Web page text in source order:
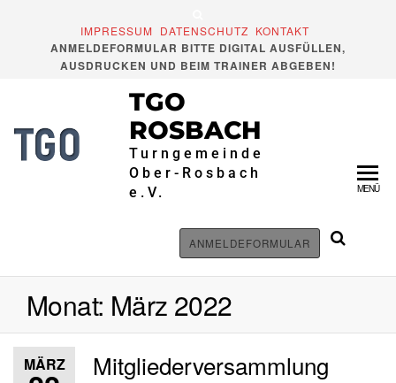
IMPRESSUM DATENSCHUTZ KONTAKT
ANMELDEFORMULAR BITTE DIGITAL AUSFÜLLEN,
AUSDRUCKEN UND BEIM TRAINER ABGEBEN!
TGO
ROSBACH
Turngemeinde
Ober-Rosbach
e.V.
ANMELDEFORMULAR
MENÜ
Monat: März 2022
MÄRZ
Mitgliederversammlung